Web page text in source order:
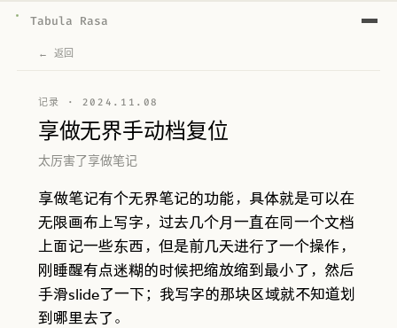
Tabula Rasa
← 返回
记录 · 2024.11.08
享做无界手动档复位
太厉害了享做笔记
享做笔记有个无界笔记的功能，具体就是可以在
无限画布上写字，过去几个月一直在同一个文档
上面记一些东西，但是前几天进行了一个操作，
刚睡醒有点迷糊的时候把缩放缩到最小了，然后
手滑slide了一下；我写字的那块区域就不知道划
到哪里去了。